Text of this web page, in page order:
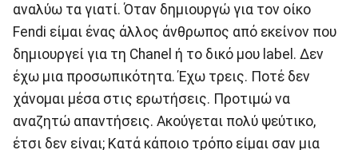
αναλύω τα γιατί. Όταν δημιουργώ για τον οίκο
Fendi είμαι ένας άλλος άνθρωπος από εκείνον που
δημιουργεί για τη Chanel ή το δικό μου label. Δεν
έχω μια προσωπικότητα. Έχω τρεις. Ποτέ δεν
χάνομαι μέσα στις ερωτήσεις. Προτιμώ να
αναζητώ απαντήσεις. Ακούγεται πολύ ψεύτικο,
έτσι δεν είναι; Κατά κάποιο τρόπο είμαι σαν μια